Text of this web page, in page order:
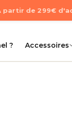
partir de 299€
? Accessoires